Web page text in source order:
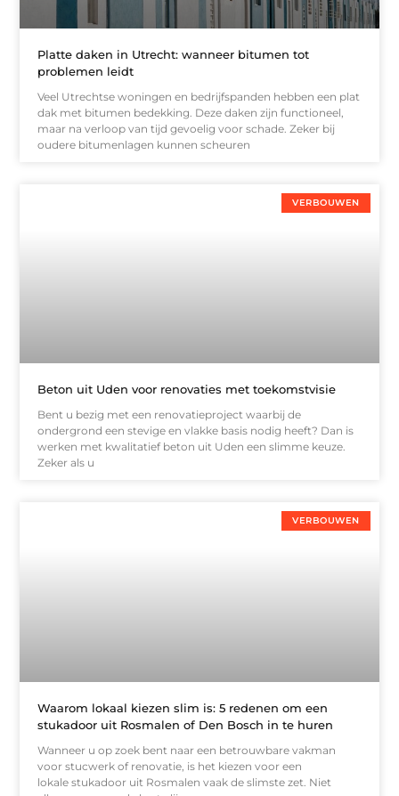
Platte daken in Utrecht: wanneer bitumen tot
problemen leidt
Veel Utrechtse woningen en bedrijfspanden hebben een plat
dak met bitumen bedekking. Deze daken zijn functioneel,
maar na verloop van tijd gevoelig voor schade. Zeker bij
oudere bitumenlagen kunnen scheuren
VERBOUWEN
Beton uit Uden voor renovaties met toekomstvisie
Bent u bezig met een renovatieproject waarbij de
ondergrond een stevige en vlakke basis nodig heeft? Dan is
werken met kwalitatief beton uit Uden een slimme keuze.
Zeker als u
VERBOUWEN
Waarom lokaal kiezen slim is: 5 redenen om een
stukadoor uit Rosmalen of Den Bosch in te huren
Wanneer u op zoek bent naar een betrouwbare vakman
voor stucwerk of renovatie, is het kiezen voor een
lokale stukadoor uit Rosmalen vaak de slimste zet. Niet